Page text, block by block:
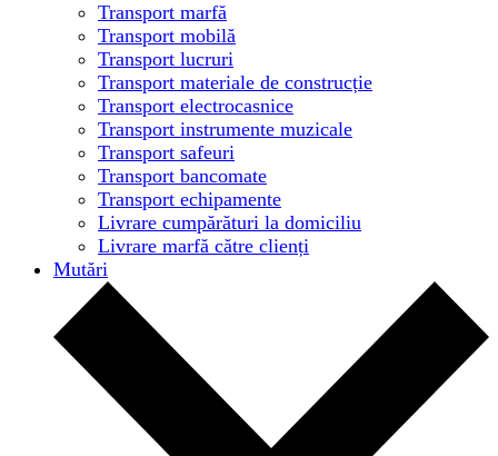
Transport marfă
Transport mobilă
Transport lucruri
Transport materiale de construcție
Transport electrocasnice
Transport instrumente muzicale
Transport safeuri
Transport bancomate
Transport echipamente
Livrare cumpărături la domiciliu
Livrare marfă către clienți
Mutări